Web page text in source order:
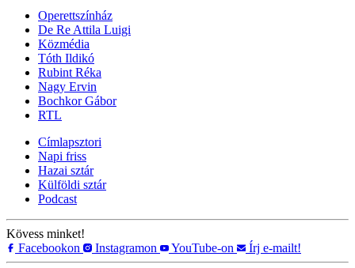
Operettszínház
De Re Attila Luigi
Közmédia
Tóth Ildikó
Rubint Réka
Nagy Ervin
Bochkor Gábor
RTL
Címlapsztori
Napi friss
Hazai sztár
Külföldi sztár
Podcast
Kövess minket!
Facebookon
Instagramon YouTube-on Írj e-mailt!